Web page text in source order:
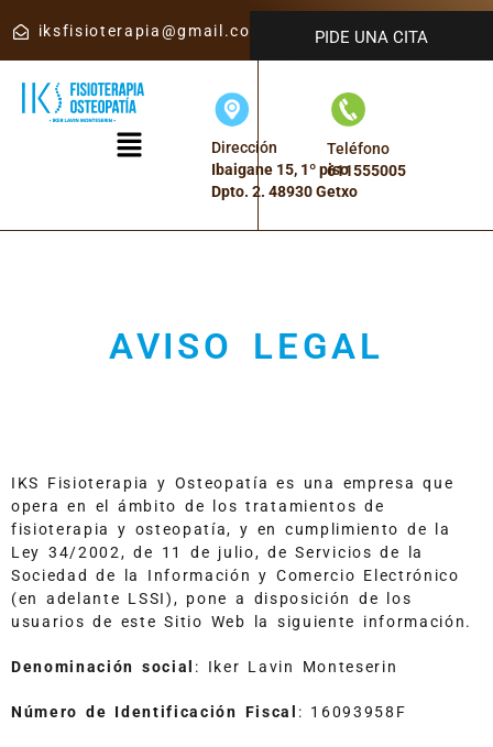
iksfisioterapia@gmail.com PIDE UNA CITA
Dirección
Ibaigane 15, 1º piso
Dpto. 2. 48930 Getxo
Teléfono
611555005
AVISO LEGAL
IKS Fisioterapia y Osteopatía es una empresa que
opera en el ámbito de los tratamientos de
fisioterapia y osteopatía, y en cumplimiento de la
Ley 34/2002, de 11 de julio, de Servicios de la
Sociedad de la Información y Comercio Electrónico
(en adelante LSSI), pone a disposición de los
usuarios de este Sitio Web la siguiente información.
Denominación social : Iker Lavin Monteserin
Número de Identificación Fiscal : 16093958F